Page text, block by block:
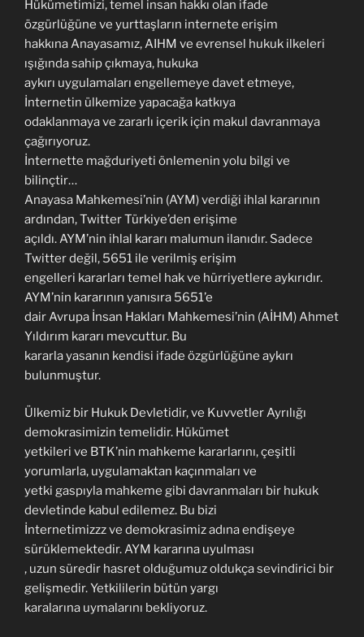
Hükümetimizi, temel insan hakkı olan ifade
özgürlüğüne ve yurttaşların internete erişim
hakkına Anayasamız, AIHM ve evrensel hukuk ilkeleri
ışığında sahip çıkmaya, hukuka
aykırı uygulamaları engellemeye davet etmeye,
İnternetin ülkemize yapacağa katkıya
odaklanmaya ve zararlı içerik için makul davranmaya
çağırıyoruz.
İnternette mağduriyeti önlemenin yolu bilgi ve
bilinçtir…
Anayasa Mahkemesi’nin (AYM) verdiği ihlal kararının
ardından, Twitter Türkiye’den erişime
açıldı. AYM’nin ihlal kararı malumun ilanıdır. Sadece
Twitter değil, 5651 ile verilmiş erişim
engelleri kararları temel hak ve hürriyetlere aykırıdır.
AYM’nin kararının yanısıra 5651’e
dair Avrupa İnsan Hakları Mahkemesi’nin (AİHM) Ahmet
Yıldırım kararı mevcuttur. Bu
kararla yasanın kendisi ifade özgürlüğüne aykırı
bulunmuştur.
Ülkemiz bir Hukuk Devletidir, ve Kuvvetler Ayrılığı
demokrasimizin temelidir. Hükümet
yetkileri ve BTK’nin mahkeme kararlarını, çeşitli
yorumlarla, uygulamaktan kaçınmaları ve
yetki gaspıyla mahkeme gibi davranmaları bir hukuk
devletinde kabul edilemez. Bu bizi
İnternetimizzz ve demokrasimiz adına endişeye
sürüklemektedir. AYM kararına uyulması
, uzun süredir hasret olduğumuz oldukça sevindirici bir
gelişmedir. Yetkililerin bütün yargı
karalarına uymalarını bekliyoruz.